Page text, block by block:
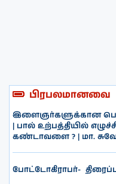
பிரபலமானவை
இளைஞர்களுக்கான
| பால் உற்பத்தியில்
கண்டாவளை ? | மா.
போட்டோகிராபர்-